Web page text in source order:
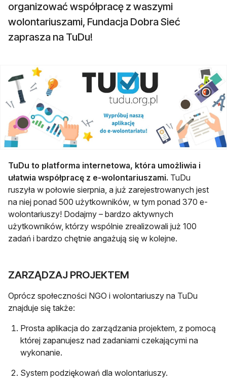
organizować współpracę z waszymi
wolontariuszami, Fundacja Dobra Sieć
zaprasza na TuDu!
TuDu to platforma internetowa, która umożliwia i
ułatwia współpracę z e-wolontariuszami. TuDu
ruszyła w połowie sierpnia, a już zarejestrowanych jest
na niej ponad 500 użytkowników, w tym ponad 370 e-
wolontariuszy! Dodajmy – bardzo aktywnych
użytkowników, którzy wspólnie zrealizowali już 100
zadań i bardzo chętnie angażują się w kolejne.
ZARZĄDZAJ PROJEKTEM
Oprócz społeczności NGO i wolontariuszy na TuDu
znajduje się także:
Prosta aplikacja do zarządzania projektem, z pomocą
której zapanujesz nad zadaniami czekającymi na
wykonanie.
System podziękowań dla wolontariuszy.